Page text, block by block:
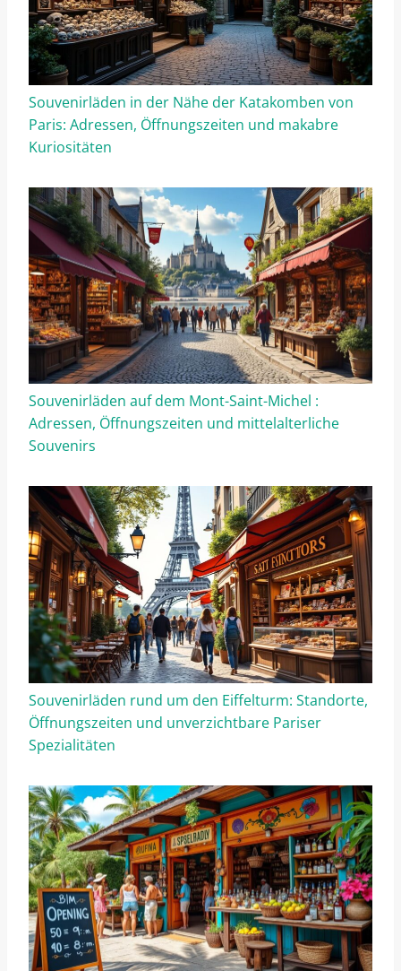
Souvenirläden in der Nähe der Katakomben von
Paris: Adressen, Öffnungszeiten und makabre
Kuriositäten
Souvenirläden auf dem Mont-Saint-Michel :
Adressen, Öffnungszeiten und mittelalterliche
Souvenirs
Souvenirläden rund um den Eiffelturm: Standorte,
Öffnungszeiten und unverzichtbare Pariser
Spezialitäten